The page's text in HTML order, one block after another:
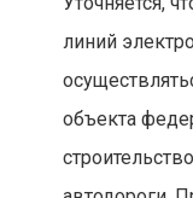
линий
объекта